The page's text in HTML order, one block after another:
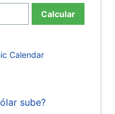
Calcular
Calendar
sube?